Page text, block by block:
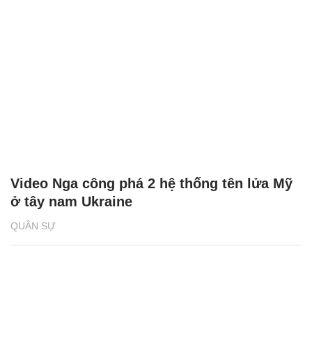
QUÂN SỰ
Video Nga công phá 2 hệ thống tên lửa Mỹ
ở tây nam Ukraine